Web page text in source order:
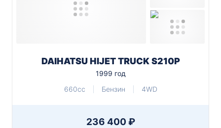
DAIHATSU HIJET TRUCK S210P
1999 год
660cc
Бензин 4WD
236 400 ₽